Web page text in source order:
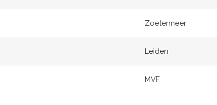
Zoetermeer
Leiden
MVF